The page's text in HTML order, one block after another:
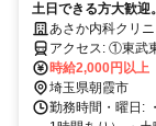
土日できる方大歓迎
朝霞店）2階、車通
あさか内科クリニ
アクセス: ①東武東上線「朝霞駅」より └ 徒歩約20分 └ 東口バス乗り
場より＜朝50＞
時給2,000円以上
埼玉県朝霞市
勤務時間・曜日: